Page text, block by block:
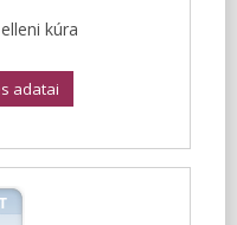
kúra
adatai